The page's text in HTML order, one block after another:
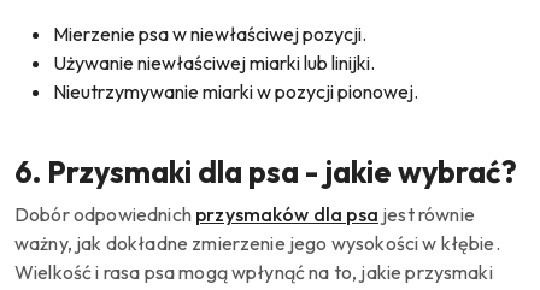
Mierzenie psa w niewłaściwej pozycji.
Używanie niewłaściwej miarki lub linijki.
Nieutrzymywanie miarki w pozycji pionowej.
6. Przysmaki dla psa - jakie wybrać?
Dobór odpowiednich przysmaków dla psa jest równie
ważny, jak dokładne zmierzenie jego wysokości w kłębie.
Wielkość i rasa psa mogą wpłynąć na to, jakie przysmaki